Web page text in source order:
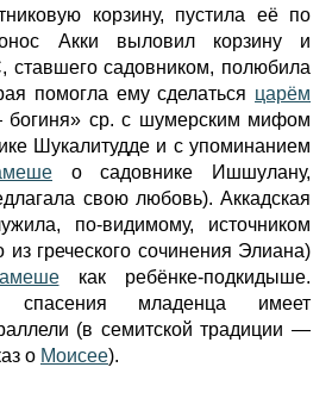
корзину, пустила её по
Акки выловил корзину и
ставшего садовником, полюбила
помогла ему сделаться царём
богиня» ср. с шумерским мифом
Шукалитудде и с упоминанием
о садовнике Ишшулану,
свою любовь). Аккадская
по-видимому, источником
из греческого сочинения Элиана)
как ребёнке-подкидыше.
спасения младенца имеет
(в семитской традиции —
о Моисее).